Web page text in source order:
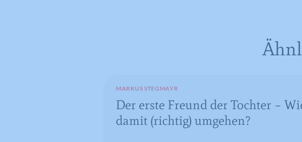
MARKUS STEGMAYR
Der erste Freund der Tochter –
damit (richtig) umgehen?
Anbieter
Zweck
Laufzeit 179